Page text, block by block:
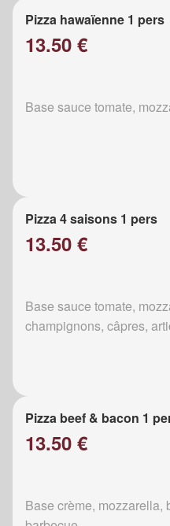
Pizza hawaïenne 1 pers
13.50 €
Base sauce tomate,
Pizza 4 saisons 1 pers
13.50 €
Base sauce tomate,
champignons, câpres,
Pizza beef & bacon 1
13.50 €
Base crème, mozzarella,